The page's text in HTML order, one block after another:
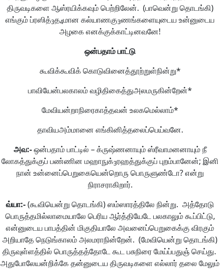
திருவடிகளை ஆஸ்ரயிக்கவும் பெற்றிலேன். (பாவென்று தொடங்கி)
எங்கும் ப்ரஸித்3த4மான கல்யாணகு3ணங்களையுடைய உன்னுடைய
அழகை எனக்குக்காட்டினவனே!
ஒன்பதாம்பாட்டு
கூவிக்கூவிக் கொடுவினைத்தூற்றுள்நின்று*
பாவியேன்பலகாலம் வழிதிகைத்துஅலமருகின்றேன்*
மேவியன்றாநிரைகாத்தவன் உலகமெல்லாம்*
தாவியஅம்மானை எங்கினித்தலைப்பெய்வனே.
அவ:-ஒன்பதாம் பாட்டில் – க்ருஷ்ணனாயும் ஸ்ரீவாமனனாயும் நீ
லோகத்துக்குப் பண்ணின மஹாநுக்3ரஹத்துக்குப் புறம்பானேன்; இனி
நான் உன்னைப்பெறுகையென்றொரு பொருளுண்டோ? என்று
நிராசராகிறார்.
வ்யா:-(கூவியென்று தொடங்கி) ஸம்ஸாரத்திலே நின்று. அத்தோடு
பொருத்தமில்லாமையாலே பெரிய ஆர்த்தியேடே பலகாலும் கூப்பிட்டு,
என்னுடைய பாபத்தின் மிகுதியாலே அவனைப்பெறுகைக்கு விரகும்
அறியாதே நெடுங்காலம் அலமராநின்றேன். (மேவியென்று தொடங்கி)
திருவுள்ளத்தில் பொருத்தத்தோடே கூட பசுநிரை மேய்ப்பதுஞ் செய்து.
அதுபோலேயன்றிக்கே தன்னுடைய திருவடிகளை எல்லார் தலை மேலும்